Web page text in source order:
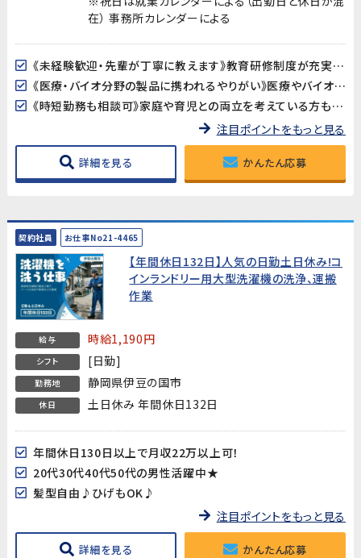
在） 事務所カレンダーによる
《未経験歓迎・先輩が丁寧に教えます》教育研修制度が充実しているので、製造・検査業務が初めての方も安心してスタートできます。アットホームな職場で長く働きやすい環境です。
《医療・バイオ分野の製品に携われるやりがい》医療やバイオ分野で使用されるマイクロ流路チップの品質を守る、社会に貢献できるお仕事です。クリーンルームでの作業で清潔な環境が保たれています。
《時短勤務も相談可》家庭や育児との両立を考えている方も歓迎。時短勤務のご相談に対応しています。家庭都合での休みも取りやすい職場です。
注目ポイントをもっと見る
詳細を見る かんたん応募
契約社員 お仕事No21-4465
【年間休日132日】人気の日勤土日休み!コ
インランドリー用大型洗濯機の洗浄、運搬
作業
給与 時給1,190円
シフト [日勤]
勤務地 静岡県伊豆の国市
休日 土日休み 年間休日132日
年間休日130日以上で月収22万以上可！
20代30代40代50代の男性活躍中★
髪型自由♪ひげもOK♪
注目ポイントをもっと見る
詳細を見る かんたん応募